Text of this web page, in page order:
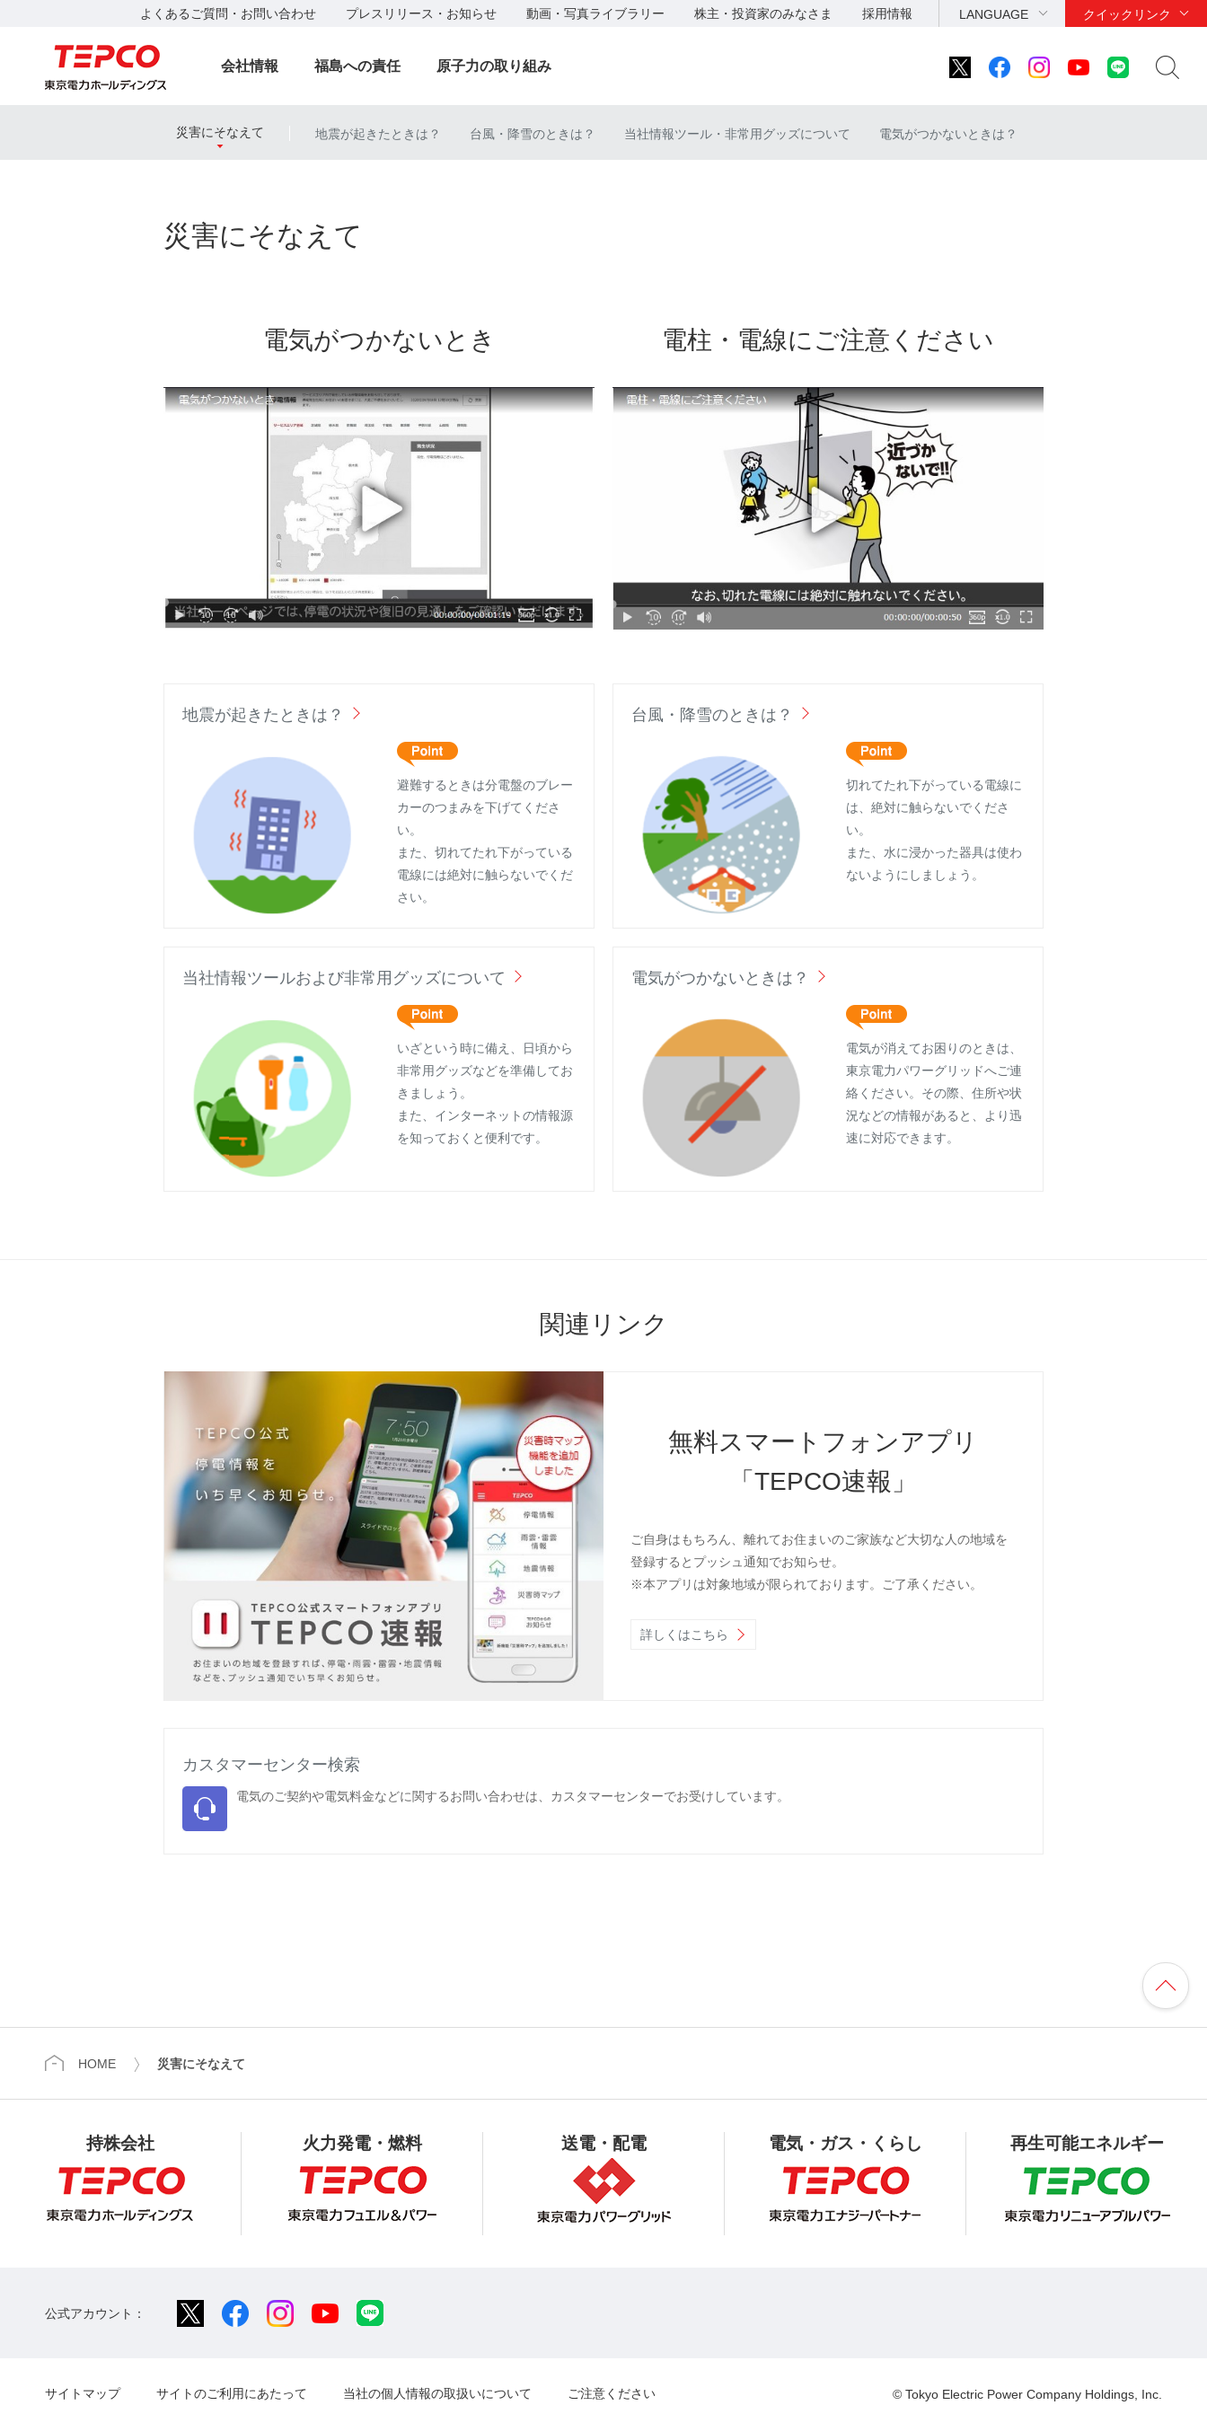
よくあるご質問・お問い合わせ プレスリリース・お知らせ 動画・写真ライブラリー 株主・投資家のみなさま 採用情報 LANGUAGE クイックリンク
会社情報 福島への責任 原子力の取り組み
災害にそなえて 地震が起きたときは？ 台風・降雪のときは？ 当社情報ツール・非常用グッズについて 電気がつかないときは？
災害にそなえて
電気がつかないとき 電柱・電線にご注意ください
地震が起きたときは？
避難するときは分電盤のブレー
カーのつまみを下げてくださ
い。
また、切れてたれ下がっている
電線には絶対に触らないでくだ
さい。
台風・降雪のときは？
切れてたれ下がっている電線に
は、絶対に触らないでくださ
い。
また、水に浸かった器具は使わ
ないようにしましょう。
当社情報ツールおよび非常用グッズについて
いざという時に備え、日頃から
非常用グッズなどを準備してお
きましょう。
また、インターネットの情報源
を知っておくと便利です。
電気がつかないときは？
電気が消えてお困りのときは、
東京電力パワーグリッドへご連
絡ください。その際、住所や状
況などの情報があると、より迅
速に対応できます。
関連リンク
無料スマートフォンアプリ
「TEPCO速報」
ご自身はもちろん、離れてお住まいのご家族など大切な人の地域を
登録するとプッシュ通知でお知らせ。
※本アプリは対象地域が限られております。ご了承ください。
詳しくはこちら
カスタマーセンター検索
電気のご契約や電気料金などに関するお問い合わせは、カスタマーセンターでお受けしています。
HOME 災害にそなえて
持株会社 火力発電・燃料 送電・配電 電気・ガス・くらし 再生可能エネルギー
公式アカウント：
サイトマップ サイトのご利用にあたって 当社の個人情報の取扱いについて ご注意ください © Tokyo Electric Power Company Holdings, Inc.